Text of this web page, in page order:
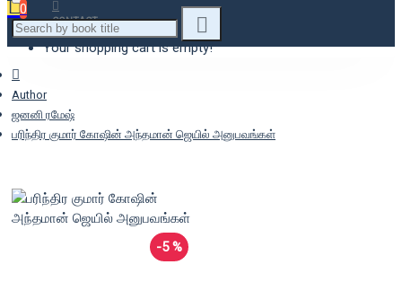
CONTACT
0
Your shopping cart is empty!
Author
ஜனனி ரமேஷ்
பரிந்திர குமார் கோஷின் அந்தமான் ஜெயில் அனுபவங்கள்
-5 %